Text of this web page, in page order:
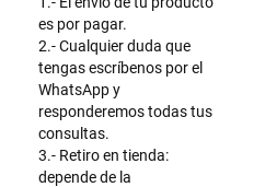
es por pagar.
2.- Cualquier duda que
tengas escríbenos por el
WhatsApp y
responderemos todas tus
consultas.
3.- Retiro en tienda:
depende de la